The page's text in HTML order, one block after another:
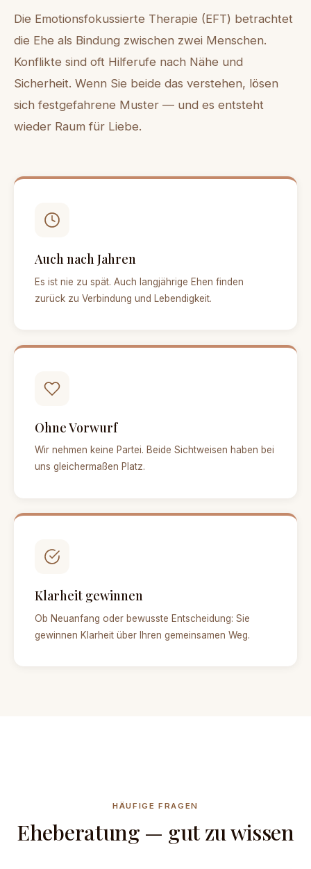
Die Emotionsfokussierte Therapie (EFT) betrachtet
die Ehe als Bindung zwischen zwei Menschen.
Konflikte sind oft Hilferufe nach Nähe und
Sicherheit. Wenn Sie beide das verstehen, lösen
sich festgefahrene Muster — und es entsteht
wieder Raum für Liebe.
Auch nach Jahren
Es ist nie zu spät. Auch langjährige Ehen finden
zurück zu Verbindung und Lebendigkeit.
Ohne Vorwurf
Wir nehmen keine Partei. Beide Sichtweisen haben bei
uns gleichermaßen Platz.
Klarheit gewinnen
Ob Neuanfang oder bewusste Entscheidung: Sie
gewinnen Klarheit über Ihren gemeinsamen Weg.
HÄUFIGE FRAGEN
Eheberatung — gut zu wissen